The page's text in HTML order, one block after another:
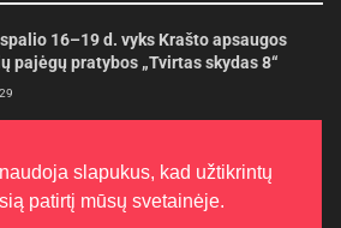
16–19 d. vyks Krašto apsaugos
pajėgų pratybos „Tvirtas skydas 8“
slapukus, kad užtikrintų
patirtį mūsų svetainėje.